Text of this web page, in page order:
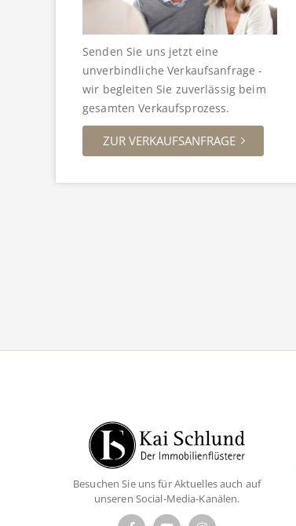
Senden Sie uns jetzt eine
unverbindliche Verkaufsanfrage -
wir begleiten Sie zuverlässig beim
gesamten Verkaufsprozess.
ZUR VERKAUFSANFRAGE
Besuchen Sie uns für Aktuelles auch auf
unseren Social-Media-Kanälen.